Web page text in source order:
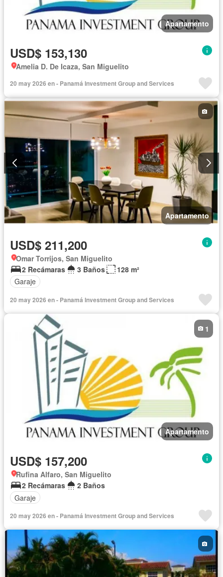
Apartamento
USD$ 153,130
Amelia D. De Icaza, San Miguelito
20 may 2026 en - Panamá Investment Group and Services
Apartamento
USD$ 211,200
Omar Torrijos, San Miguelito
2 Recámaras
3 Baños
128 m²
Garaje
20 may 2026 en - Panamá Investment Group and Services
Apartamento
1
USD$ 157,200
Rufina Alfaro, San Miguelito
2 Recámaras
2 Baños
Garaje
20 may 2026 en - Panamá Investment Group and Services